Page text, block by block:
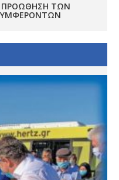
ΠΡΟΏΘΗΣΗ ΤΩΝ